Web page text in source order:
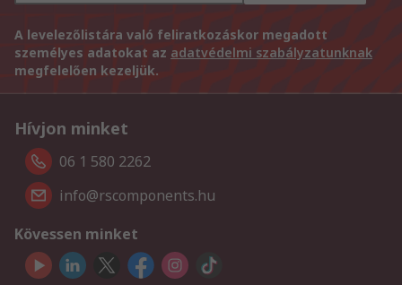
A levelezőlistára való feliratkozáskor megadott
személyes adatokat az adatvédelmi szabályzatunknak
megfelelően kezeljük.
Hívjon minket
06 1 580 2262
info@rscomponents.hu
Kövessen minket